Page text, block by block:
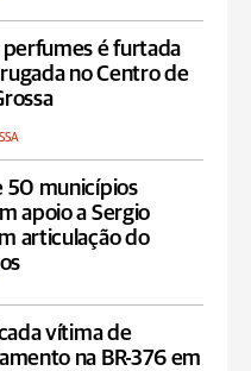
perfumes é furtada
no Centro de
50 municípios
apoio a Sergio
articulação do
vítima de
na BR-376 em